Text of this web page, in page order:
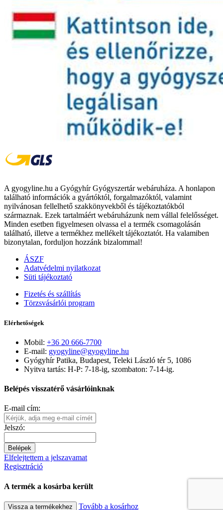
A gyogyline.hu a Gyógyhír Gyógyszertár webáruháza. A honlapon
található információk a gyártóktól, forgalmazóktól, valamint
nyilvánosan fellelhető szakkönyvekből és tájékoztatókból
származnak. Ezek tartalmáért webáruházunk nem vállal felelősséget.
Minden esetben figyelmesen olvassa el a termék csomagolásán
található, illetve a termékhez mellékelt tájékoztatót. Ha valamiben
bizonytalan, forduljon hozzánk bizalommal!
ÁSZF
Adatvédelmi nyilatkozat
Süti tájékoztató
Fizetés és szállítás
Törzsvásárlói program
Elérhetőségek
Mobil: +36 20 666-7700
E-mail: gyogyline@gyogyline.hu
Gyógyhír Patika, Budapest, Teleki László tér 5, 1086
Nyitva tartás: H-P: 7-18-ig, szombaton: 7-14-ig.
Belépés visszatérő vásárlóinknak
E-mail cím:
Jelszó:
Belépek
Elfelejtettem a jelszavamat
Regisztráció
A termék a kosárba került
Vissza a termékekhez Tovább a kosárhoz